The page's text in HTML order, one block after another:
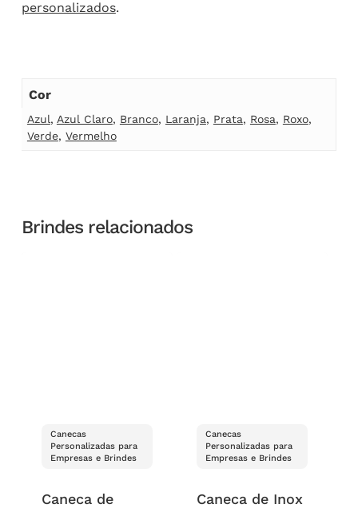
personalizados.
Cor
Azul, Azul Claro, Branco, Laranja, Prata, Rosa, Roxo,
Verde, Vermelho
Brindes relacionados
Canecas
Personalizadas para
Empresas e Brindes
Caneca de
Canecas
Personalizadas para
Empresas e Brindes
Caneca de Inox